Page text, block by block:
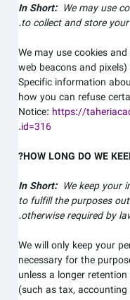
In Short:We may use
to collect and store
We may use cookies
web beacons and
Specific information
how you can refuse
Notice:https://
id=316
.
In Short:We keep
to fulfill the purposes
otherwise required by
We will only keep
necessary for the
unless a longer
(such as tax,